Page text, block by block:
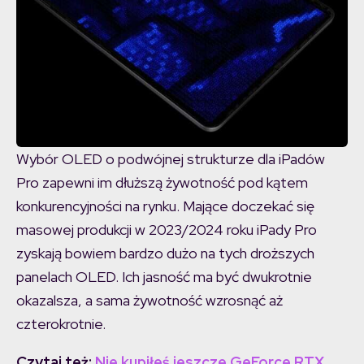
Wybór OLED o podwójnej strukturze dla iPadów
Pro zapewni im dłuższą żywotność pod kątem
konkurencyjności na rynku. Mające doczekać się
masowej produkcji w 2023/2024 roku iPady Pro
zyskają bowiem bardzo dużo na tych droższych
panelach OLED. Ich jasność ma być dwukrotnie
okazalsza, a sama żywotność wzrosnąć aż
czterokrotnie.